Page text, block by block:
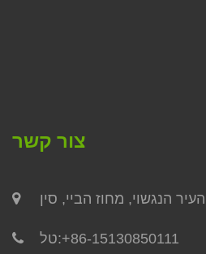
צור קשר
הנגשוי, מחוז הביי, סין
טל:+86-15130850111